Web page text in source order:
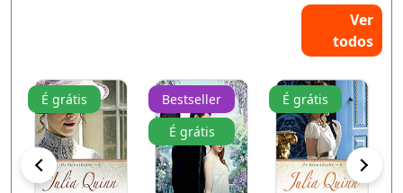
Ver
todos
É grátis
Bestseller
É grátis
É grátis